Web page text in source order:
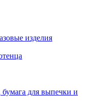
изделия
для выпечки и